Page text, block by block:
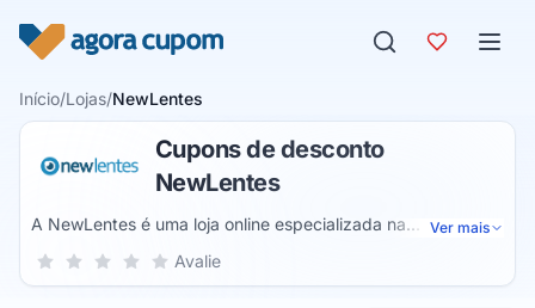
Início/Lojas/NewLentes
Cupons de desconto
NewLentes
A NewLentes é uma loja online especializada na
comercialização de lentes de contato com grau e coloridas.
Ver mais
Sua nota para NewLentes, de 1 a 5 estrelas
5 estrelas
4 estrelas
3 estrelas
2 estrelas
1 estrela Avalie